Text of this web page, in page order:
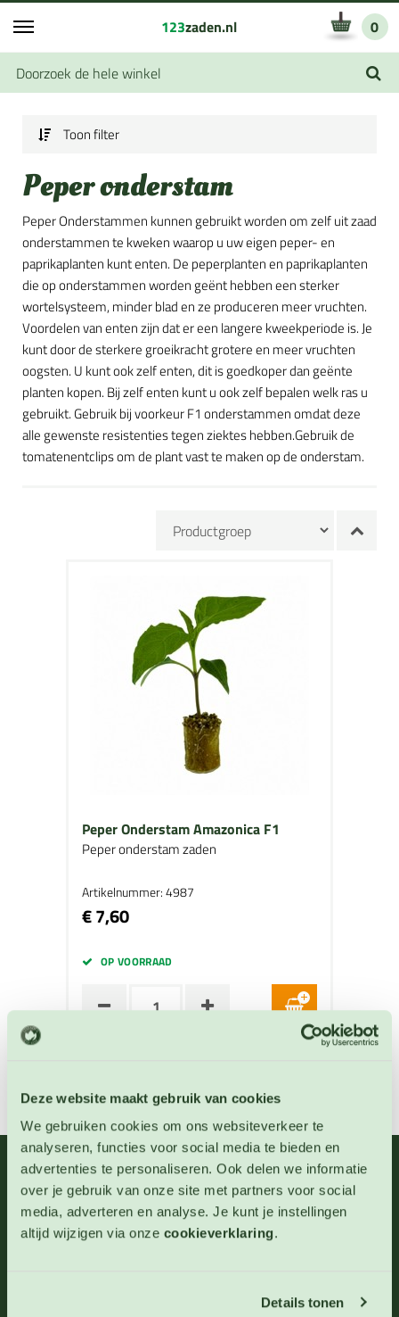
Deze website maakt gebruik van cookies
We gebruiken cookies om ons websiteverkeer te
analyseren, functies voor social media te bieden en
advertenties te personaliseren. Ook delen we informatie
over je gebruik van onze site met partners voor social
media, adverteren en analyse. Je kunt je instellingen
altijd wijzigen via onze cookieverklaring.
Details tonen
123zaden.nl 0
Toon filter
Peper onderstam
Peper Onderstammen kunnen gebruikt worden om zelf uit zaad
onderstammen te kweken waarop u uw eigen peper- en
paprikaplanten kunt enten. De peperplanten en paprikaplanten
die op onderstammen worden geënt hebben een sterker
wortelsysteem, minder blad en ze produceren meer vruchten.
Voordelen van enten zijn dat er een langere kweekperiode is. Je
kunt door de sterkere groeikracht grotere en meer vruchten
oogsten. U kunt ook zelf enten, dit is goedkoper dan geënte
planten kopen. Bij zelf enten kunt u ook zelf bepalen welk ras u
gebruikt. Gebruik bij voorkeur F1 onderstammen omdat deze
alle gewenste resistenties tegen ziektes hebben.Gebruik de
tomatenentclips om de plant vast te maken op de onderstam.
Peper Onderstam Amazonica F1
Peper onderstam zaden
Artikelnummer: 4987
€ 7,60
OP VOORRAAD
06 - 46 63 38 39
info@123zaden.nl
Inschrijven